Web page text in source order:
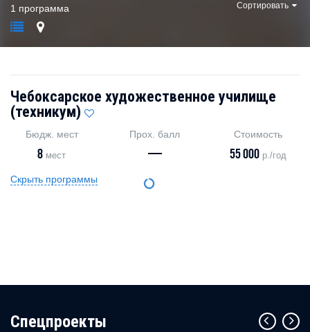
1 программа Сортировать
Чебоксарское художественное училище
(техникум)
Бюдж. мест
8 мест
Прох. балл
—
Стоимость
55 000 р./год
Скрыть программы
Cпецпроекты